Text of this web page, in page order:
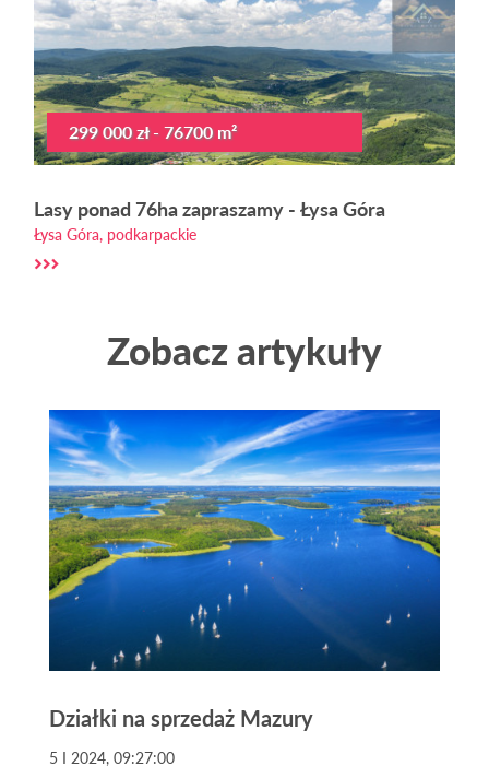
299 000 zł - 76700 m²
Lasy ponad 76ha zapraszamy - Łysa Góra
Łysa Góra, podkarpackie
Zobacz artykuły
Działki na sprzedaż Mazury
5 I 2024, 09:27:00